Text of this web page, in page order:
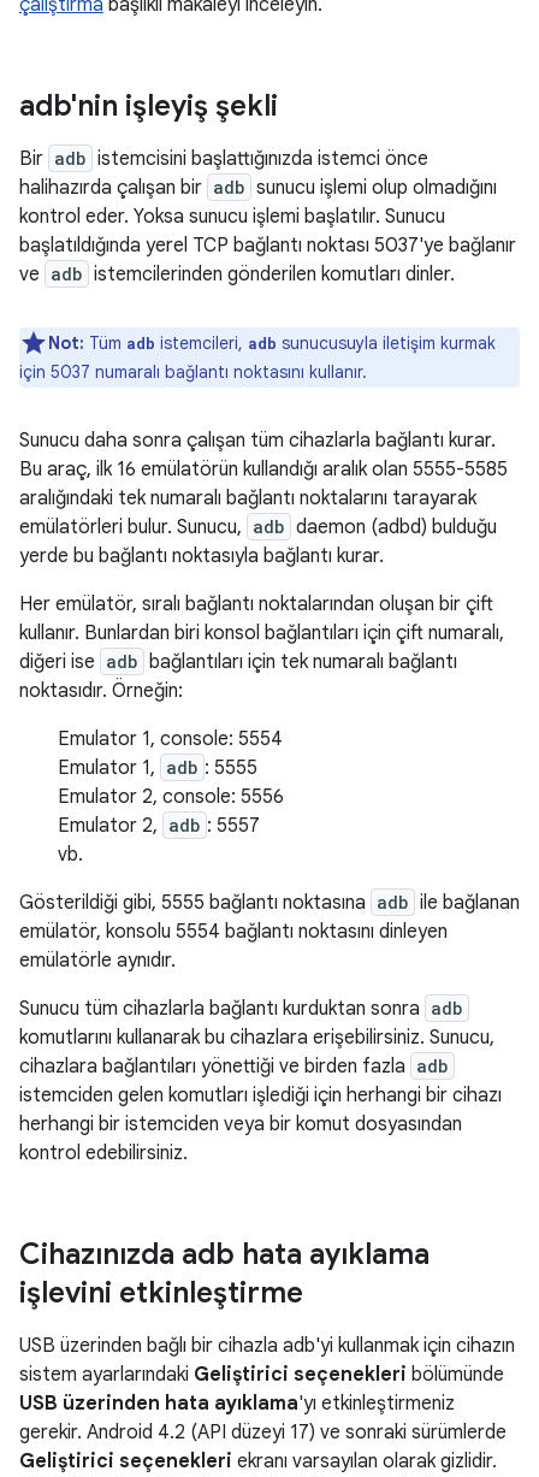
çalıştırma başlıklı makaleyi inceleyin.
adb'nin işleyiş şekli
Bir adb istemcisini başlattığınızda istemci önce
halihazırda çalışan bir adb sunucu işlemi olup olmadığını
kontrol eder. Yoksa sunucu işlemi başlatılır. Sunucu
başlatıldığında yerel TCP bağlantı noktası 5037'ye bağlanır
ve adb istemcilerinden gönderilen komutları dinler.
Not: Tüm adb istemcileri, adb sunucusuyla iletişim kurmak
için 5037 numaralı bağlantı noktasını kullanır.
Sunucu daha sonra çalışan tüm cihazlarla bağlantı kurar.
Bu araç, ilk 16 emülatörün kullandığı aralık olan 5555-5585
aralığındaki tek numaralı bağlantı noktalarını tarayarak
emülatörleri bulur. Sunucu, adb daemon (adbd) bulduğu
yerde bu bağlantı noktasıyla bağlantı kurar.
Her emülatör, sıralı bağlantı noktalarından oluşan bir çift
kullanır. Bunlardan biri konsol bağlantıları için çift numaralı,
diğeri ise adb bağlantıları için tek numaralı bağlantı
noktasıdır. Örneğin:
Emulator 1, console: 5554
Emulator 1, adb : 5555
Emulator 2, console: 5556
Emulator 2, adb : 5557
vb.
Gösterildiği gibi, 5555 bağlantı noktasına adb ile bağlanan
emülatör, konsolu 5554 bağlantı noktasını dinleyen
emülatörle aynıdır.
Sunucu tüm cihazlarla bağlantı kurduktan sonra adb
komutlarını kullanarak bu cihazlara erişebilirsiniz. Sunucu,
cihazlara bağlantıları yönettiği ve birden fazla adb
istemciden gelen komutları işlediği için herhangi bir cihazı
herhangi bir istemciden veya bir komut dosyasından
kontrol edebilirsiniz.
Cihazınızda adb hata ayıklama
işlevini etkinleştirme
USB üzerinden bağlı bir cihazla adb'yi kullanmak için cihazın
sistem ayarlarındaki Geliştirici seçenekleri bölümünde
USB üzerinden hata ayıklama'yı etkinleştirmeniz
gerekir. Android 4.2 (API düzeyi 17) ve sonraki sürümlerde
Geliştirici seçenekleri ekranı varsayılan olarak gizlidir.